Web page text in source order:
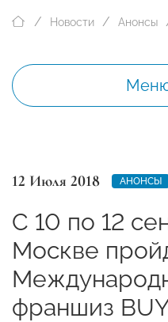
Новости Анонсы
12 Июля 2018 АНОНСЫ
С 10 по 12
Москве
франшиз